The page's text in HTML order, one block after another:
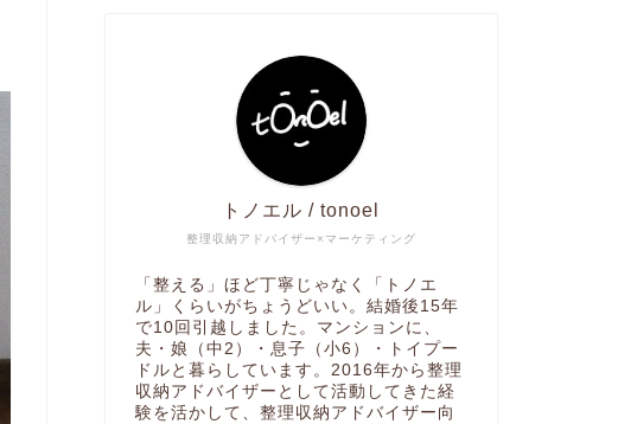
整理収納アドバイザー×マーケティング
トノエル / tonoel
「整える」ほど丁寧じゃなく「トノエ
ル」くらいがちょうどいい。結婚後15年
で10回引越しました。マンションに、
夫・娘（中2）・息子（小6）・トイプー
ドルと暮らしています。2016年から整理
収納アドバイザーとして活動してきた経
験を活かして、整理収納アドバイザー向